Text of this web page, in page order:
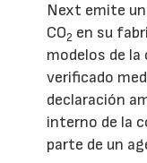
Next emite
CO2 en su
modelos de la
verificado
declaración
interno de la
parte de un